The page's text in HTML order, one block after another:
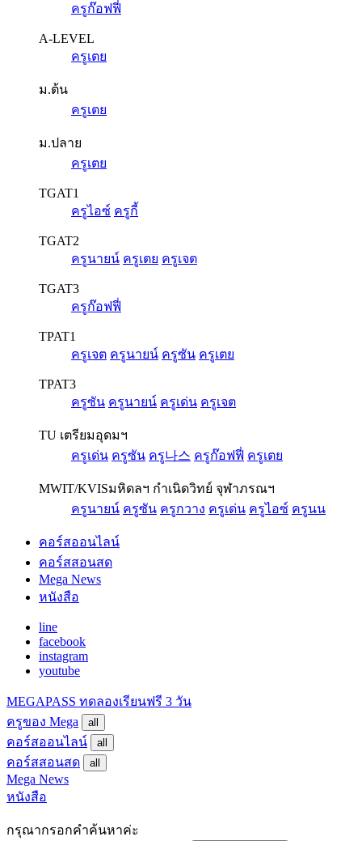
ครูก๊อฟฟี่
A-LEVEL
ครูเตย
ม.ต้น
ครูเตย
ม.ปลาย
ครูเตย
TGAT1
ครูไอซ์ ครูกี้
TGAT2
ครูนายน์ ครูเตย ครูเจต
TGAT3
ครูก๊อฟฟี่
TPAT1
ครูเจต ครูนายน์ ครูซัน ครูเตย
TPAT3
ครูซัน ครูนายน์ ครูเด่น ครูเจต
TU เตรียมอุดมฯ
ครูเด่น ครูซัน ครู나스 ครูก๊อฟฟี่ ครูเตย
MWIT/KVISมหิดลฯ กำเนิดวิทย์ จุฬาภรณฯ
ครูนายน์ ครูซัน ครูกวาง ครูเด่น ครูไอซ์ ครูนน
คอร์สออนไลน์
คอร์สสอนสด
Mega News
หนังสือ
line
facebook
instagram
youtube
MEGAPASS ทดลองเรียนฟรี 3 วัน
ครูของ Mega
all
คอร์สออนไลน์ all
คอร์สสอนสด all
Mega News
หนังสือ
กรุณากรอกคำค้นหาค่ะ